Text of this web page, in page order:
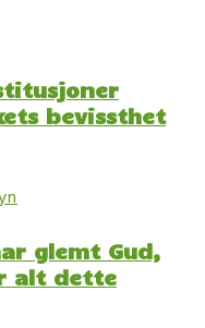
bevissthet
glemt Gud,
alt dette